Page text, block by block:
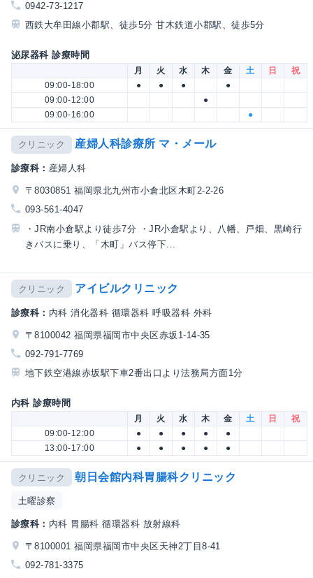
0942-73-1217
西鉄大牟田線小郡駅、徒歩5分 甘木鉄道小郡駅、徒歩5分
泌尿器科 診療時間
月 火 水 木 金 土 日
祝
09:00-18:00
● ● ●
●
09:00-12:00
●
09:00-16:00
●
クリニック 産婦人科診療所 マ・メール
診療科： 産婦人科
〒8030851 福岡県北九州市小倉北区木町2-2-26
093-561-4047
・JR南小倉駅より徒歩7分 ・JR小倉駅より、八幡、戸畑、黒崎行
きバスに乗り、「木町」バス停下...
クリニック アイビルクリニック
診療科： 内科 消化器科 循環器科 呼吸器科 外科
〒8100042 福岡県福岡市中央区赤坂1-14-35
092-791-7769
地下鉄空港線赤坂駅下車2番出口より法務局方面1分
内科 診療時間
月 火 水 木 金 土 日
祝
09:00-12:00
● ● ● ●
●
13:00-17:00
● ● ● ● ●
クリニック 朝日会館内科胃腸科クリニック
土曜診察
診療科： 内科 胃腸科 循環器科 放射線科
〒8100001 福岡県福岡市中央区天神2丁目8-41
092-781-3375